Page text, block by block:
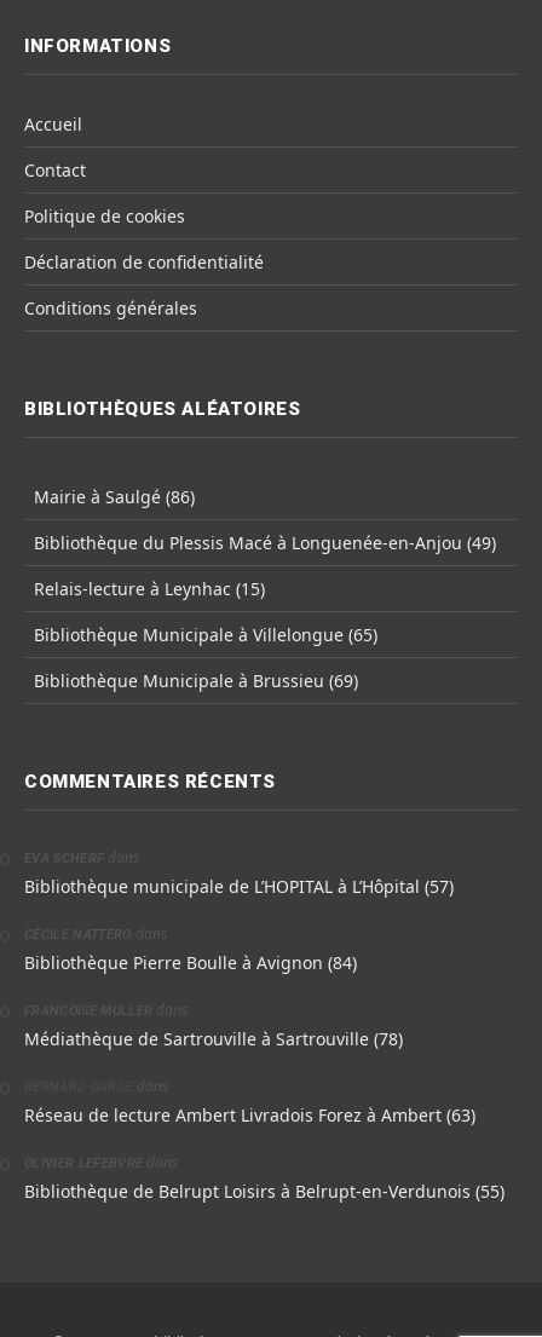
INFORMATIONS
Accueil
Contact
Politique de cookies
Déclaration de confidentialité
Conditions générales
BIBLIOTHÈQUES ALÉATOIRES
Mairie à Saulgé (86)
Bibliothèque du Plessis Macé à Longuenée-en-Anjou (49)
Relais-lecture à Leynhac (15)
Bibliothèque Municipale à Villelongue (65)
Bibliothèque Municipale à Brussieu (69)
COMMENTAIRES RÉCENTS
EVA SCHERF dans
Bibliothèque municipale de L’HOPITAL à L’Hôpital (57)
CÉCILE NATTERO dans
Bibliothèque Pierre Boulle à Avignon (84)
FRANCOISE MULLER dans
Médiathèque de Sartrouville à Sartrouville (78)
dans
Réseau de lecture Ambert Livradois Forez à Ambert (63)
OLIVIER LEFEBVRE dans
Bibliothèque de Belrupt Loisirs à Belrupt-en-Verdunois (55)